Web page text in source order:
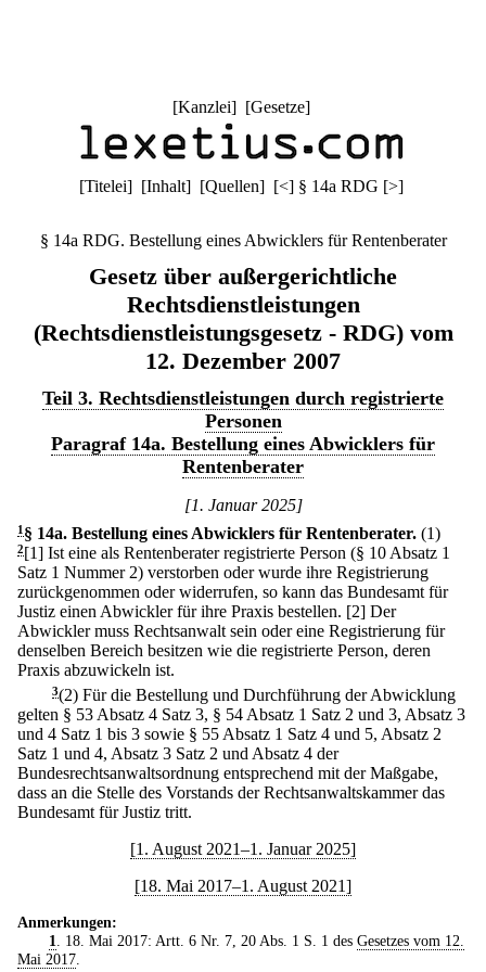
[Kanzlei] [Gesetze]
[Titelei] [Inhalt] [Quellen] [<] § 14a RDG [>]
§ 14a RDG. Bestellung eines Abwicklers für Rentenberater
Gesetz über außergerichtliche
Rechtsdienstleistungen
(Rechtsdienstleistungsgesetz - RDG) vom
12. Dezember 2007
Teil 3. Rechtsdienstleistungen durch registrierte
Personen
Paragraf 14a. Bestellung eines Abwicklers für
Rentenberater
[1. Januar 2025]
1 § 14a. Bestellung eines Abwicklers für Rentenberater. (1)
2[1] Ist eine als Rentenberater registrierte Person (§ 10 Absatz 1
Satz 1 Nummer 2) verstorben oder wurde ihre Registrierung
zurückgenommen oder widerrufen, so kann das Bundesamt für
Justiz einen Abwickler für ihre Praxis bestellen. [2] Der
Abwickler muss Rechtsanwalt sein oder eine Registrierung für
denselben Bereich besitzen wie die registrierte Person, deren
Praxis abzuwickeln ist.
3(2) Für die Bestellung und Durchführung der Abwicklung
gelten § 53 Absatz 4 Satz 3, § 54 Absatz 1 Satz 2 und 3, Absatz 3
und 4 Satz 1 bis 3 sowie § 55 Absatz 1 Satz 4 und 5, Absatz 2
Satz 1 und 4, Absatz 3 Satz 2 und Absatz 4 der
Bundesrechtsanwaltsordnung entsprechend mit der Maßgabe,
dass an die Stelle des Vorstands der Rechtsanwaltskammer das
Bundesamt für Justiz tritt.
[1. August 2021–1. Januar 2025]
[18. Mai 2017–1. August 2021]
Anmerkungen:
1. 18. Mai 2017: Artt. 6 Nr. 7, 20 Abs. 1 S. 1 des Gesetzes vom 12.
Mai 2017.